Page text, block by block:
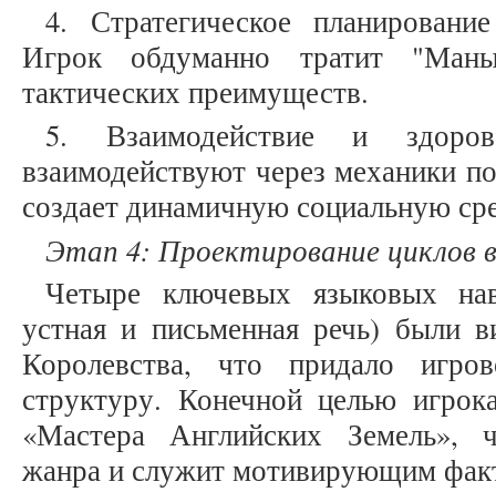
4. Стратегическое
Игрок обдуманно тратит
тактических преимуществ.
5. Взаимодействие и
взаимодействуют через механики
создает динамичную социальную
Этап 4: Проектирование циклов
Четыре ключевых языковых
устная и письменная речь) были
Королевства, что придало
структуру. Конечной целью
«Мастера Английских Земель»,
жанра и служит мотивирующим